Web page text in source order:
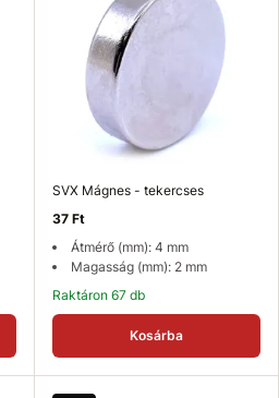
SVX Mágnes - tekercses
37 Ft
Átmérő (mm): 4 mm
Magasság (mm): 2 mm
Raktáron 67 db
Kosárba